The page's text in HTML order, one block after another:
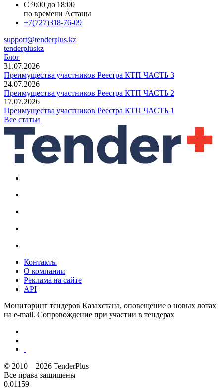
С 9:00 до 18:00
по времени Астаны
+7(727)318-76-09
support@tenderplus.kz
tenderpluskz
Блог
31.07.2026
Преимущества участников Реестра КТП ЧАСТЬ 3
24.07.2026
Преимущества участников Реестра КТП ЧАСТЬ 2
17.07.2026
Преимущества участников Реестра КТП ЧАСТЬ 1
Все статьи
Контакты
О компании
Реклама на сайте
API
Мониторинг тендеров Казахстана, оповещение о новых лотах
на e-mail. Сопровождение при участии в тендерах
© 2010—2026 TenderPlus
Все права защищены
0.01159